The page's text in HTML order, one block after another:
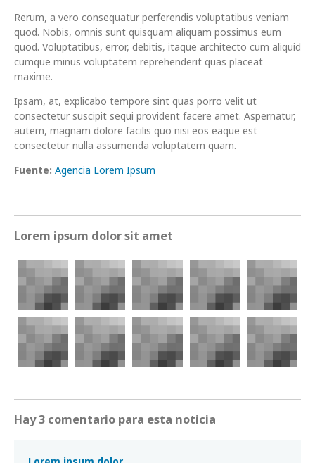
Rerum, a vero consequatur perferendis voluptatibus veniam
quod. Nobis, omnis sunt quisquam aliquam possimus eum
quod. Voluptatibus, error, debitis, itaque architecto cum aliquid
cumque minus voluptatem reprehenderit quas placeat
maxime.
Ipsam, at, explicabo tempore sint quas porro velit ut
consectetur suscipit sequi provident facere amet. Aspernatur,
autem, magnam dolore facilis quo nisi eos eaque est
consectetur nulla assumenda voluptatem quam.
Fuente: Agencia Lorem Ipsum
Lorem ipsum dolor sit amet
Hay 3 comentario para esta noticia